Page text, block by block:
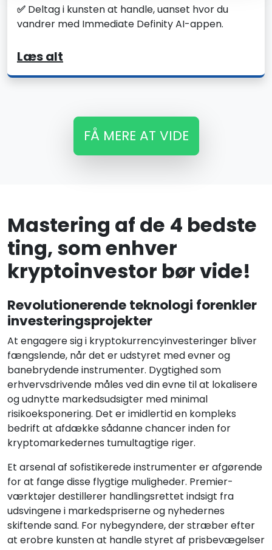
✅ Deltag i kunsten at handle, uanset hvor du
vandrer med Immediate Definity AI-appen.
Læs alt
FÅ MERE AT VIDE
Mastering af de 4 bedste
ting, som enhver
kryptoinvestor bør vide!
Revolutionerende teknologi forenkler
investeringsprojekter
At engagere sig i kryptokurrencyinvesteringer bliver
fængslende, når det er udstyret med evner og
banebrydende instrumenter. Dygtighed som
erhvervsdrivende måles ved din evne til at lokalisere
og udnytte markedsudsigter med minimal
risikoeksponering. Det er imidlertid en kompleks
bedrift at afdække sådanne chancer inden for
kryptomarkedernes tumultagtige riger.
Et arsenal af sofistikerede instrumenter er afgørende
for at fange disse flygtige muligheder. Premier-
værktøjer destillerer handlingsrettet indsigt fra
udsvingene i markedspriserne og nyhedernes
skiftende sand. For nybegyndere, der stræber efter
at erobre kunsten at handle styret af prisbevægelser